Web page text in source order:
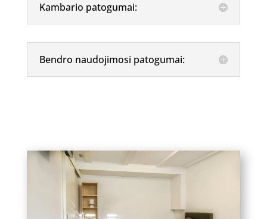
Kambario patogumai:
Bendro naudojimosi patogumai: